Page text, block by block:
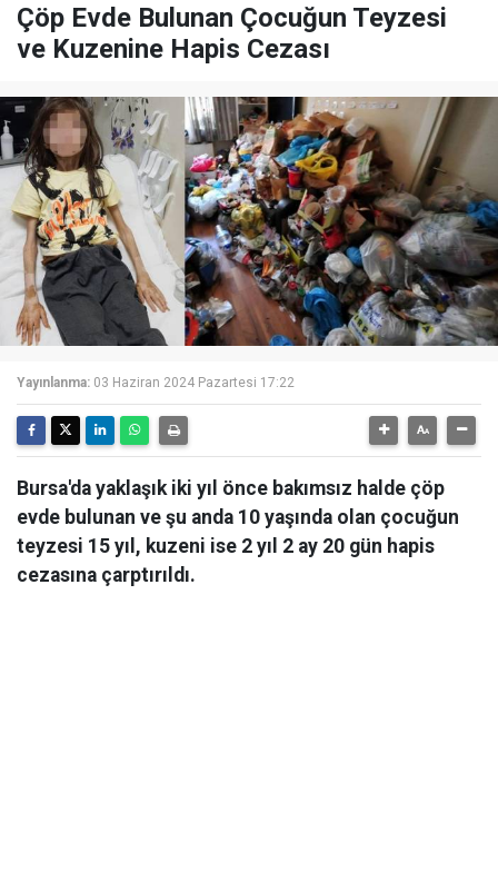
Çöp Evde Bulunan Çocuğun Teyzesi
ve Kuzenine Hapis Cezası
Yayınlanma: 03 Haziran 2024 Pazartesi 17:22
Bursa'da yaklaşık iki yıl önce bakımsız halde çöp
evde bulunan ve şu anda 10 yaşında olan çocuğun
teyzesi 15 yıl, kuzeni ise 2 yıl 2 ay 20 gün hapis
cezasına çarptırıldı.